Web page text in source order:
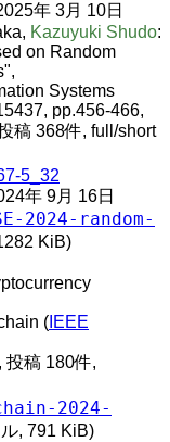
年 3月 10日
Kazuyuki Shudo:
on Random
Systems
pp.456-466,
稿 368件, full/short
5_32
年 9月 16日
2024-random-
KiB)
( IEEE
投稿 180件,
2024-
, 791 KiB)